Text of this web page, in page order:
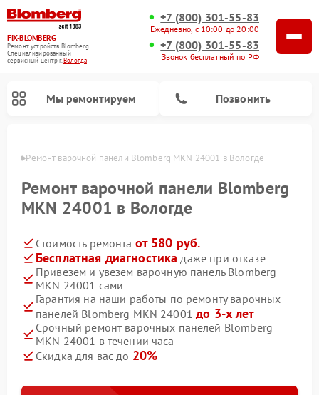
FIX-BLOMBERG
Ремонт устройств Blomberg
Специализированный
cервисный центр г.Вологда
+7 (800) 301-55-83
Ежедневно, с 10:00 до 20:00
+7 (800) 301-55-83
Звонок бесплатный по РФ
Мы ремонтируем Позвонить
Ремонт варочной панели Blomberg MKN 24001 в Вологде
Ремонт варочной панели Blomberg
MKN 24001 в Вологде
Стоимость ремонта от 580 руб.
Бесплатная диагностика даже при отказе
Привезем и увезем варочную панель Blomberg
MKN 24001 сами
Гарантия на наши работы по ремонту варочных
панелей Blomberg MKN 24001до 3-х лет
Срочный ремонт варочных панелей Blomberg
MKN 24001 в течении часа
Скидка для вас до 20%